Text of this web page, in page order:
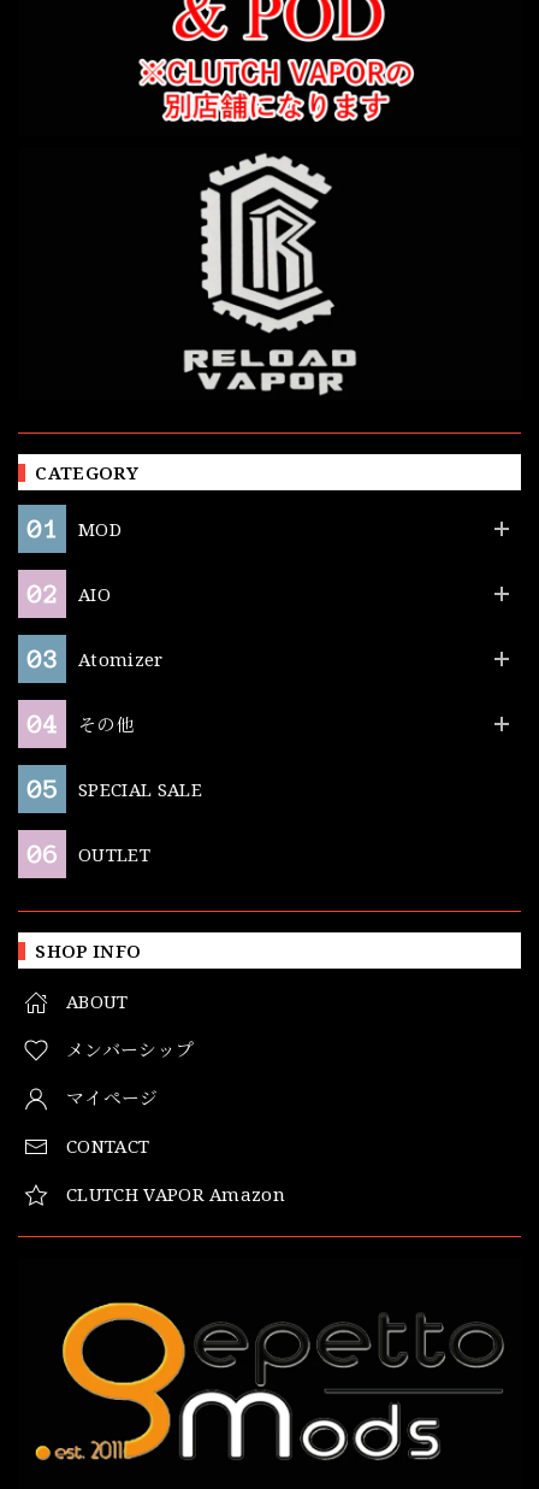
CATEGORY
MOD
AIO
Atomizer
その他
SPECIAL SALE
OUTLET
SHOP INFO
ABOUT
メンバーシップ
マイページ
CONTACT
CLUTCH VAPOR Amazon